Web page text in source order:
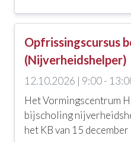
Locatie
Alle locaties
Campus Turnhout
Andere
Alle opties
Opfrissingscursus
(Nijverheidshelper)
12.10.2026 | 9:00 -
Het Vormingscentrum
bijscholing
het KB van 15